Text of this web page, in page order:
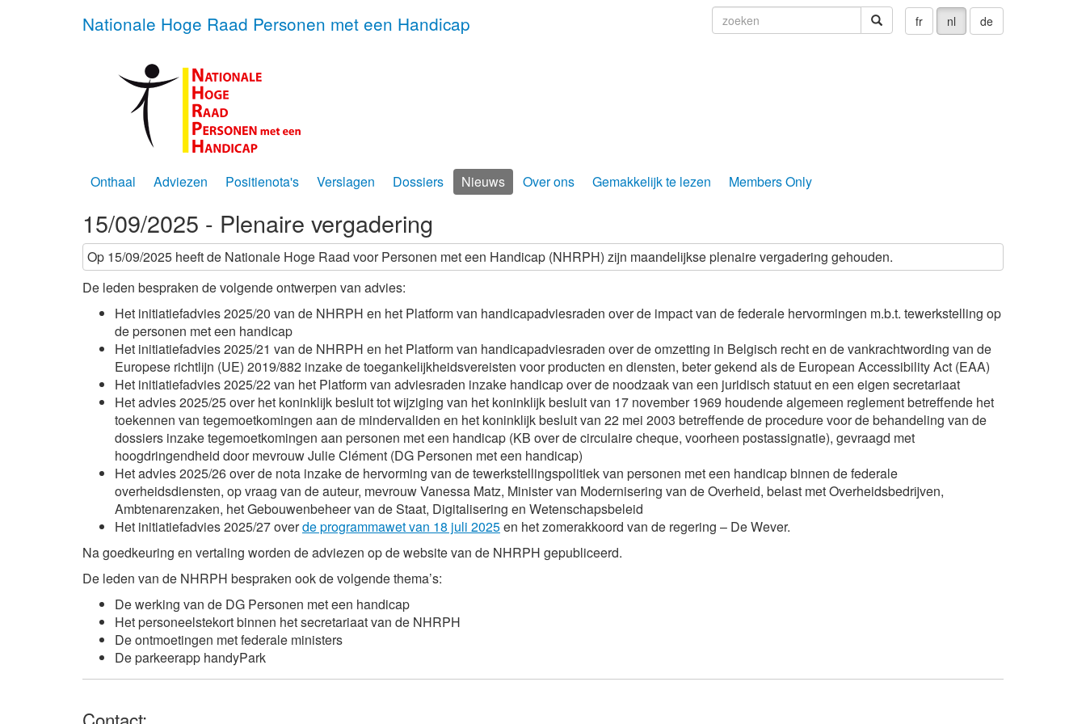
fr nl de
zoeken zoeken
Nationale Hoge Raad Personen met een Handicap
Onthaal Adviezen Positienota's Verslagen Dossiers Nieuws Over ons Gemakkelijk te lezen Members Only
15/09/2025 - Plenaire vergadering
Op 15/09/2025 heeft de Nationale Hoge Raad voor Personen met een Handicap (NHRPH) zijn maandelijkse plenaire vergadering gehouden.
De leden bespraken de volgende ontwerpen van advies:
Het initiatiefadvies 2025/20 van de NHRPH en het Platform van handicapadviesraden over de impact van de federale hervormingen m.b.t. tewerkstelling op
de personen met een handicap
Het initiatiefadvies 2025/21 van de NHRPH en het Platform van handicapadviesraden over de omzetting in Belgisch recht en de vankrachtwording van de
Europese richtlijn (UE) 2019/882 inzake de toegankelijkheidsvereisten voor producten en diensten, beter gekend als de European Accessibility Act (EAA)
Het initiatiefadvies 2025/22 van het Platform van adviesraden inzake handicap over de noodzaak van een juridisch statuut en een eigen secretariaat
Het advies 2025/25 over het koninklijk besluit tot wijziging van het koninklijk besluit van 17 november 1969 houdende algemeen reglement betreffende het
toekennen van tegemoetkomingen aan de mindervaliden en het koninklijk besluit van 22 mei 2003 betreffende de procedure voor de behandeling van de
dossiers inzake tegemoetkomingen aan personen met een handicap (KB over de circulaire cheque, voorheen postassignatie), gevraagd met
hoogdringendheid door mevrouw Julie Clément (DG Personen met een handicap)
Het advies 2025/26 over de nota inzake de hervorming van de tewerkstellingspolitiek van personen met een handicap binnen de federale
overheidsdiensten, op vraag van de auteur, mevrouw Vanessa Matz, Minister van Modernisering van de Overheid, belast met Overheidsbedrijven,
Ambtenarenzaken, het Gebouwenbeheer van de Staat, Digitalisering en Wetenschapsbeleid
Het initiatiefadvies 2025/27 overde programmawet van 18 juli 2025en het zomerakkoord van de regering – De Wever.
Na goedkeuring en vertaling worden de adviezen op de website van de NHRPH gepubliceerd.
De leden van de NHRPH bespraken ook de volgende thema’s:
De werking van de DG Personen met een handicap
Het personeelstekort binnen het secretariaat van de NHRPH
De ontmoetingen met federale ministers
De parkeerapp handyPark